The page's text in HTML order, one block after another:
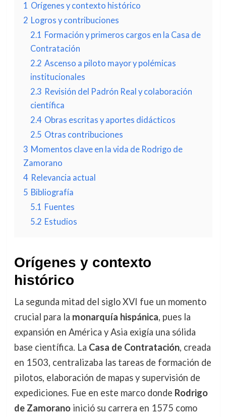
1 Orígenes y contexto histórico
2 Logros y contribuciones
2.1 Formación y primeros cargos en la Casa de
Contratación
2.2 Ascenso a piloto mayor y polémicas
institucionales
2.3 Revisión del Padrón Real y colaboración
científica
2.4 Obras escritas y aportes didácticos
2.5 Otras contribuciones
3 Momentos clave en la vida de Rodrigo de
Zamorano
4 Relevancia actual
5 Bibliografía
5.1 Fuentes
5.2 Estudios
Orígenes y contexto
histórico
La segunda mitad del siglo XVI fue un momento
crucial para la monarquía hispánica, pues la
expansión en América y Asia exigía una sólida
base científica. La Casa de Contratación, creada
en 1503, centralizaba las tareas de formación de
pilotos, elaboración de mapas y supervisión de
expediciones. Fue en este marco donde Rodrigo
de Zamoranoinició su carrera en 1575 como